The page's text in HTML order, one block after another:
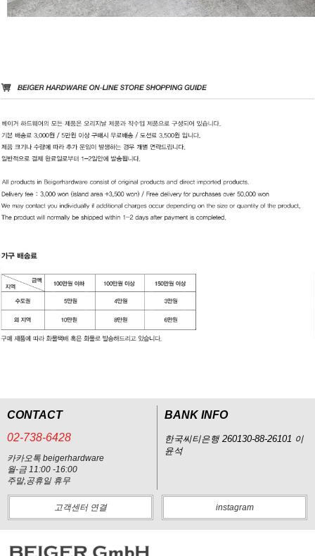
CONTACT
02-738-6428
카카오톡 beigerhardware
월-금 11:00 -16:00
주말,공휴일 휴무
BANK INFO
한국씨티은행 260130-88-26101 이
윤석
고객센터 연결 instagram